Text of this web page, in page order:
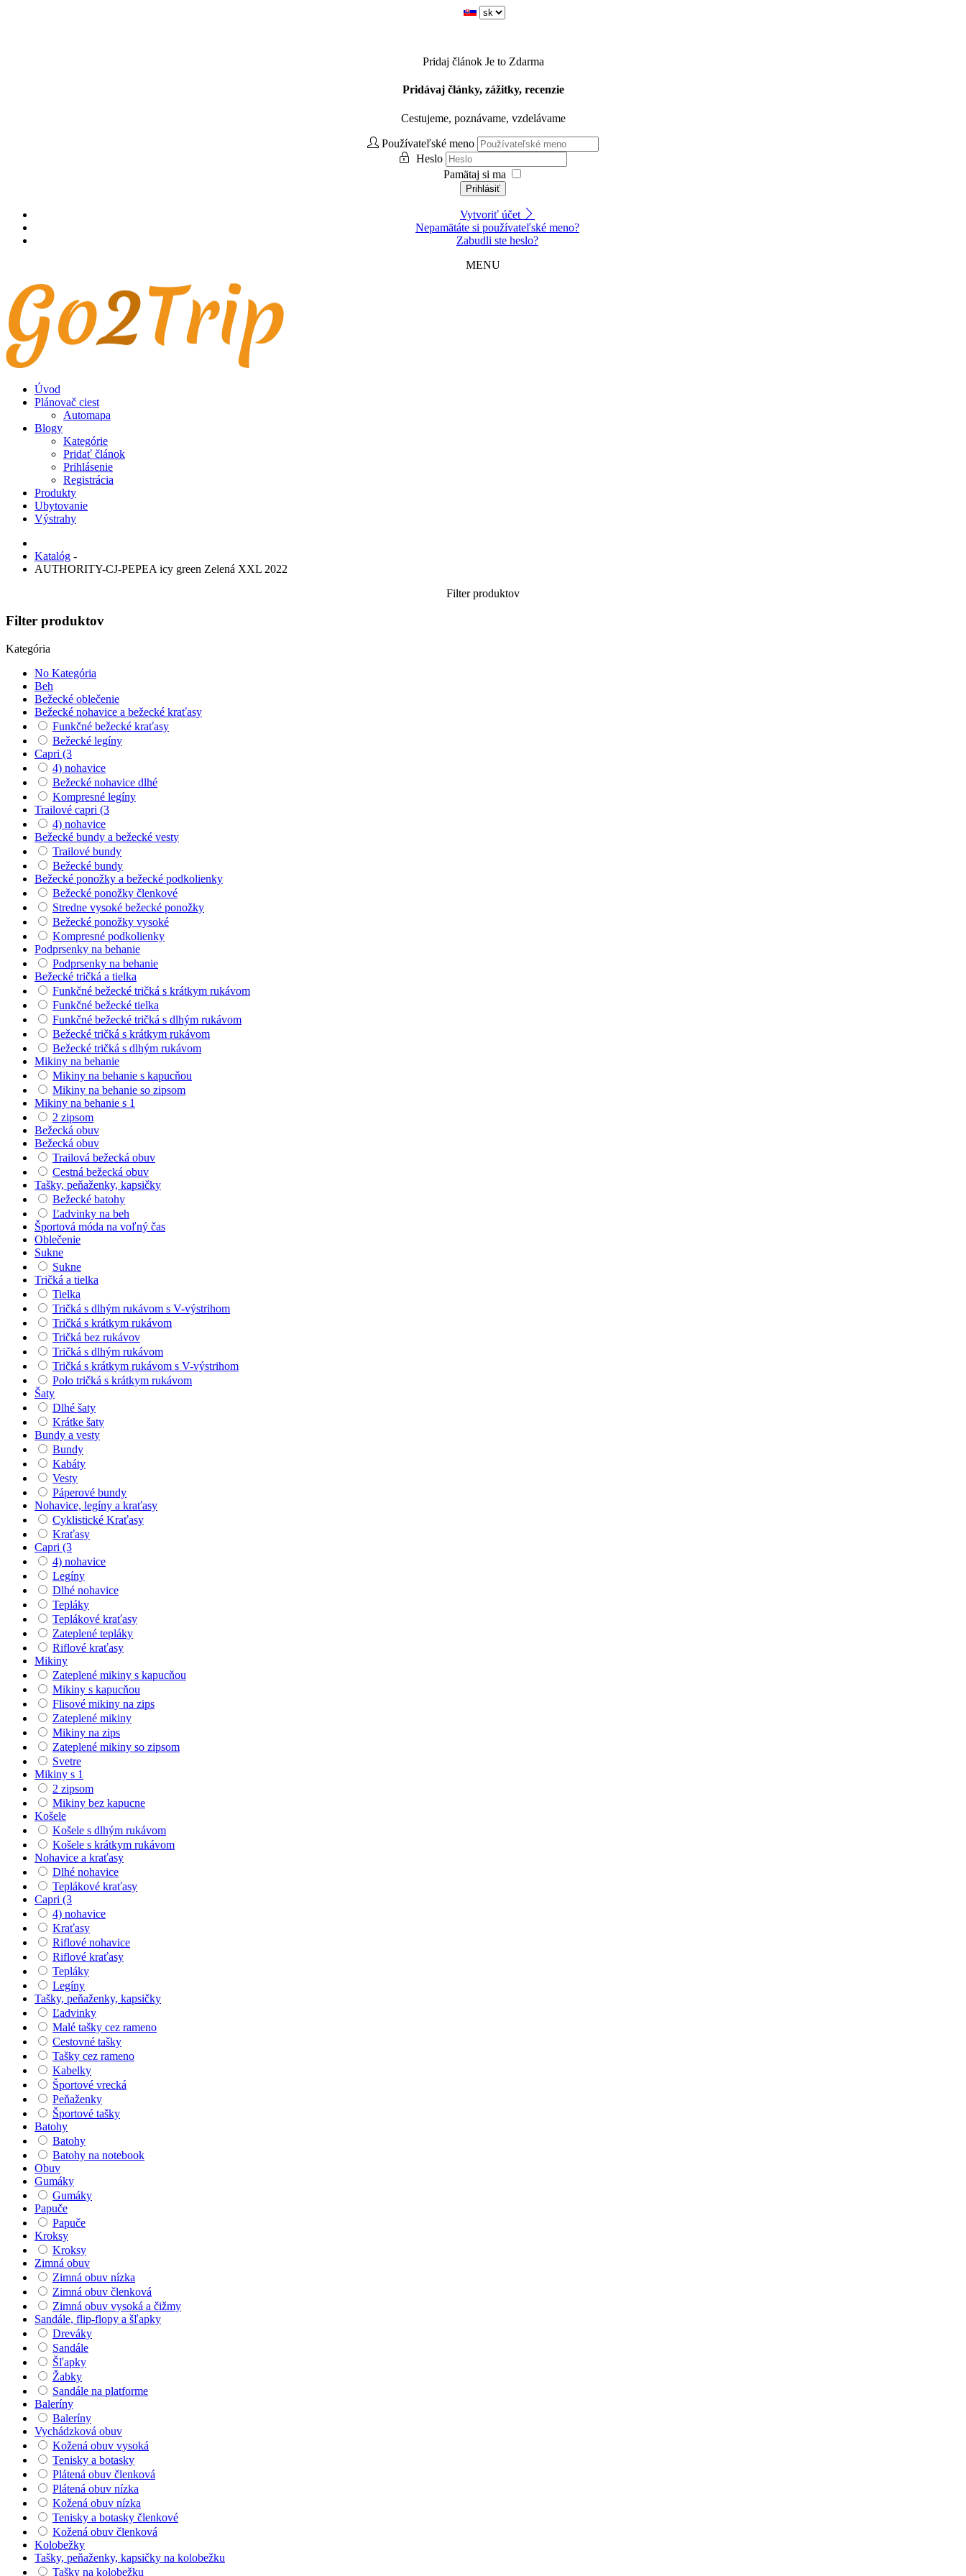
Pridaj článok Je to Zdarma
Pridávaj články, zážitky, recenzie
Cestujeme, poznávame, vzdelávame
Používateľské meno
Heslo
Pamätaj si ma
Prihlásiť
Vytvoriť účet
Nepamätáte si používateľské meno?
Zabudli ste heslo?
MENU
Úvod
Plánovač ciest
Automapa
Blogy
Kategórie
Pridať článok
Prihlásenie
Registrácia
Produkty
Ubytovanie
Výstrahy
Katalóg -
AUTHORITY-CJ-PEPEA icy green Zelená XXL 2022
Filter produktov
Filter produktov
Kategória
No Kategória
Beh
Bežecké oblečenie
Bežecké nohavice a bežecké kraťasy
Funkčné bežecké kraťasy
Bežecké legíny
Capri (3
4) nohavice
Bežecké nohavice dlhé
Kompresné legíny
Trailové capri (3
4) nohavice
Bežecké bundy a bežecké vesty
Trailové bundy
Bežecké bundy
Bežecké ponožky a bežecké podkolienky
Bežecké ponožky členkové
Stredne vysoké bežecké ponožky
Bežecké ponožky vysoké
Kompresné podkolienky
Podprsenky na behanie
Podprsenky na behanie
Bežecké tričká a tielka
Funkčné bežecké tričká s krátkym rukávom
Funkčné bežecké tielka
Funkčné bežecké tričká s dlhým rukávom
Bežecké tričká s krátkym rukávom
Bežecké tričká s dlhým rukávom
Mikiny na behanie
Mikiny na behanie s kapucňou
Mikiny na behanie so zipsom
Mikiny na behanie s 1
2 zipsom
Bežecká obuv
Bežecká obuv
Trailová bežecká obuv
Cestná bežecká obuv
Tašky, peňaženky, kapsičky
Bežecké batohy
Ľadvinky na beh
Športová móda na voľný čas
Oblečenie
Sukne
Sukne
Tričká a tielka
Tielka
Tričká s dlhým rukávom s V-výstrihom
Tričká s krátkym rukávom
Tričká bez rukávov
Tričká s dlhým rukávom
Tričká s krátkym rukávom s V-výstrihom
Polo tričká s krátkym rukávom
Šaty
Dlhé šaty
Krátke šaty
Bundy a vesty
Bundy
Kabáty
Vesty
Páperové bundy
Nohavice, legíny a kraťasy
Cyklistické Kraťasy
Kraťasy
Capri (3
4) nohavice
Legíny
Dlhé nohavice
Tepláky
Teplákové kraťasy
Zateplené tepláky
Riflové kraťasy
Mikiny
Zateplené mikiny s kapucňou
Mikiny s kapucňou
Flisové mikiny na zips
Zateplené mikiny
Mikiny na zips
Zateplené mikiny so zipsom
Svetre
Mikiny s 1
2 zipsom
Mikiny bez kapucne
Košele
Košele s dlhým rukávom
Košele s krátkym rukávom
Nohavice a kraťasy
Dlhé nohavice
Teplákové kraťasy
Capri (3
4) nohavice
Kraťasy
Riflové nohavice
Riflové kraťasy
Tepláky
Legíny
Tašky, peňaženky, kapsičky
Ľadvinky
Malé tašky cez rameno
Cestovné tašky
Tašky cez rameno
Kabelky
Športové vrecká
Peňaženky
Športové tašky
Batohy
Batohy
Batohy na notebook
Obuv
Gumáky
Gumáky
Papuče
Papuče
Kroksy
Kroksy
Zimná obuv
Zimná obuv nízka
Zimná obuv členková
Zimná obuv vysoká a čižmy
Sandále, flip-flopy a šľapky
Dreváky
Sandále
Šľapky
Žabky
Sandále na platforme
Baleríny
Baleríny
Vychádzková obuv
Kožená obuv vysoká
Tenisky a botasky
Plátená obuv členková
Plátená obuv nízka
Kožená obuv nízka
Tenisky a botasky členkové
Kožená obuv členková
Kolobežky
Tašky, peňaženky, kapsičky na kolobežku
Tašky na kolobežku